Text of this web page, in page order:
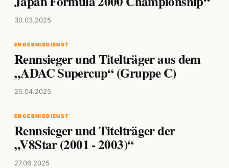
30.03.2025
ERGEBNISDIENST
Rennsieger und Titelträger aus dem
„ADAC Supercup“ (Gruppe C)
25.04.2025
ERGEBNISDIENST
Rennsieger und Titelträger der
„V8Star (2001 - 2003)“
27.06.2025